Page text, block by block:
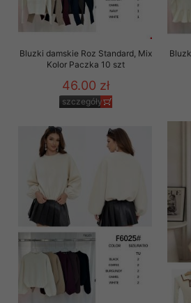
Bluzki damskie Roz Standard, Mix
Kolor Paczka 10 szt
46.00 zł
szczegóły